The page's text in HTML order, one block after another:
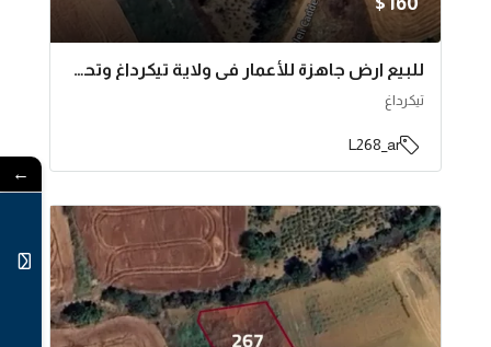
للبيع ارض جاهزة للأعمار في ولاية تيكرداغ وتحديدا سليمان باشا | L268
تيكرداغ
L268_ar
←